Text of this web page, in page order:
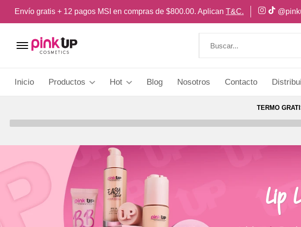
Envío gratis + 12 pagos MSI en compras de $800.00. Aplican T&C.
Menu Open
Inicio Productos Hot Blog Nosotros Contacto
TERMO
Lip